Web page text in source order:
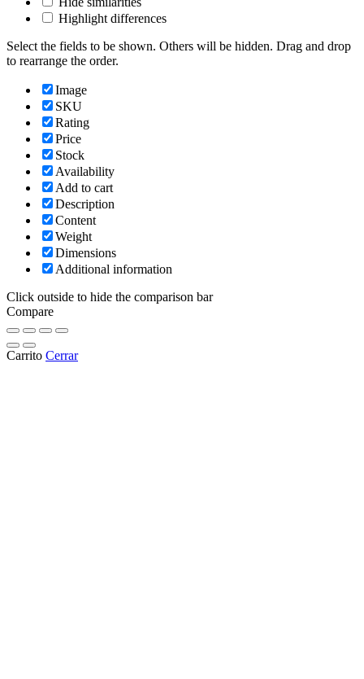
Highlight differences
Select the fields to be shown. Others will be hidden. Drag and drop
to rearrange the order.
Image
SKU
Rating
Price
Stock
Availability
Add to cart
Description
Content
Weight
Dimensions
Additional information
Click outside to hide the comparison bar
Compare
Carrito Cerrar